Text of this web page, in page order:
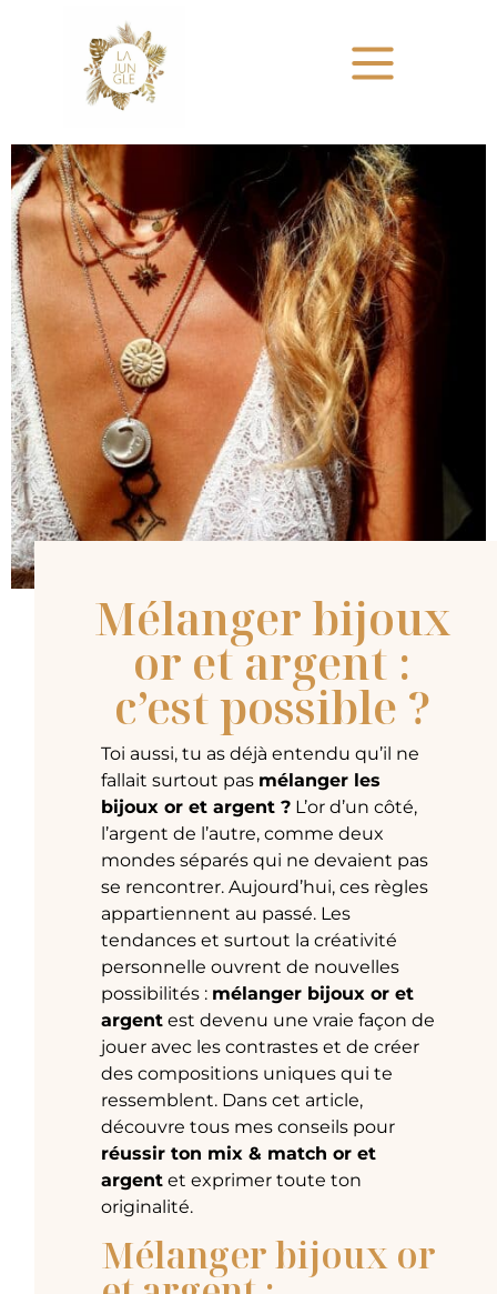
Mélanger bijoux
or et argent :
c’est possible ?
Toi aussi, tu as déjà entendu qu’il ne
fallait surtout pas mélanger les
bijoux or et argent ? L’or d’un côté,
l’argent de l’autre, comme deux
mondes séparés qui ne devaient pas
se rencontrer. Aujourd’hui, ces règles
appartiennent au passé. Les
tendances et surtout la créativité
personnelle ouvrent de nouvelles
possibilités : mélanger bijoux or et
argent est devenu une vraie façon de
jouer avec les contrastes et de créer
des compositions uniques qui te
ressemblent. Dans cet article,
découvre tous mes conseils pour
réussir ton mix & match or et
argent et exprimer toute ton
originalité.
Mélanger bijoux or